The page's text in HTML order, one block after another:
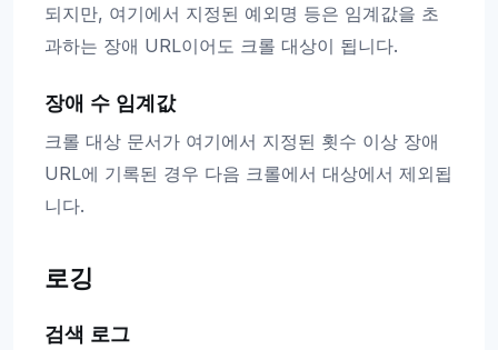
되지만, 여기에서 지정된 예외명 등은 임계값을 초
과하는 장애 URL이어도 크롤 대상이 됩니다.
장애 수 임계값
크롤 대상 문서가 여기에서 지정된 횟수 이상 장애
URL에 기록된 경우 다음 크롤에서 대상에서 제외됩
니다.
로깅
검색 로그